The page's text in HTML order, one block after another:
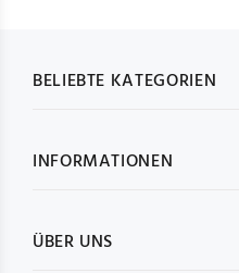
BELIEBTE KATEGORIEN
INFORMATIONEN
ÜBER UNS